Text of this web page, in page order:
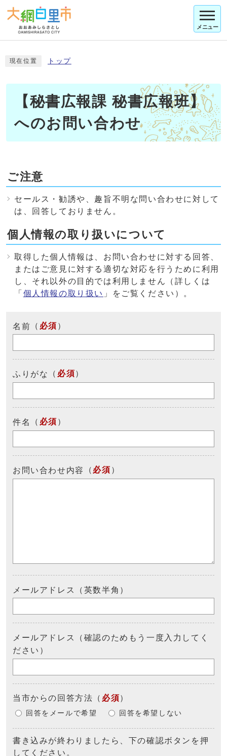
メニュー
現在位置 トップ
【秘書広報課 秘書広報班】
へのお問い合わせ
ご注意
セールス・勧誘や、趣旨不明な問い合わせに対して
は、回答しておりません。
個人情報の取り扱いについて
取得した個人情報は、お問い合わせに対する回答、
またはご意見に対する適切な対応を行うために利用
し、それ以外の目的では利用しません（詳しくは
「 個人情報の取り扱い 」をご覧ください）。
名前 （ 必須 ）
ふりがな （ 必須）
件名 （ 必須 ）
お問い合わせ内容 （ 必須 ）
メールアドレス（英数半角）
メールアドレス（確認のためもう一度入力してく
ださい）
当市からの回答方法 （ 必須）
回答をメールで希望 回答を希望しない
書き込みが終わりましたら、下の確認ボタンを押
してください。